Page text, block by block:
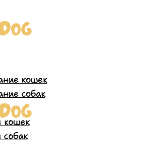
кошек
собак
кошек